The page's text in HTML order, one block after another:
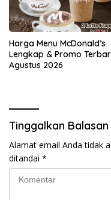
Harga Menu McDonald’s
Lengkap & Promo
Agustus 2026
Tinggalkan Balasan
Alamat email Anda tidak
ditandai *